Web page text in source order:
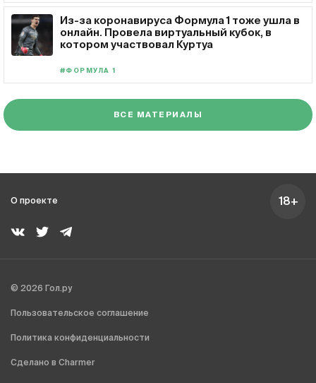
Из-за коронавируса Формула 1 тоже ушла в
онлайн. Провела виртуальный кубок, в
котором участвовал Куртуа
#ФОРМУЛА 1
ВСЕ МАТЕРИАЛЫ
О проекте 18+
© 2026 Гол.ру
Пользовательское соглашение
Политика конфиденциальности
Сделано в Charmer